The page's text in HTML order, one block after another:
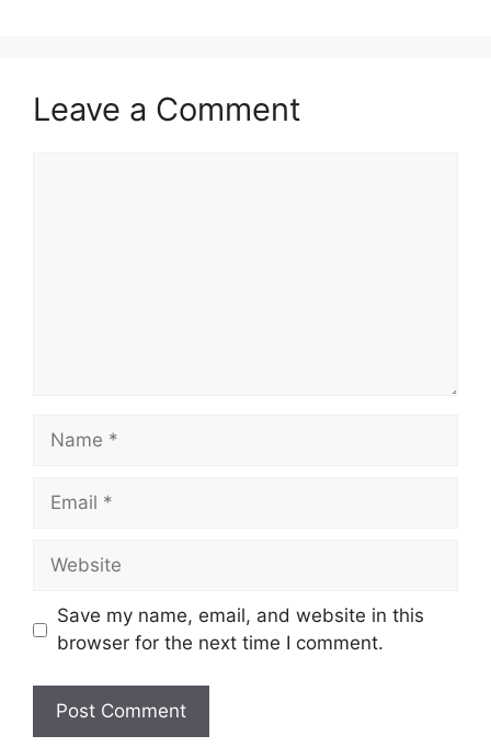
Leave a Comment
Name
Email
Website
Save my name, email, and website in this
browser for the next time I comment.